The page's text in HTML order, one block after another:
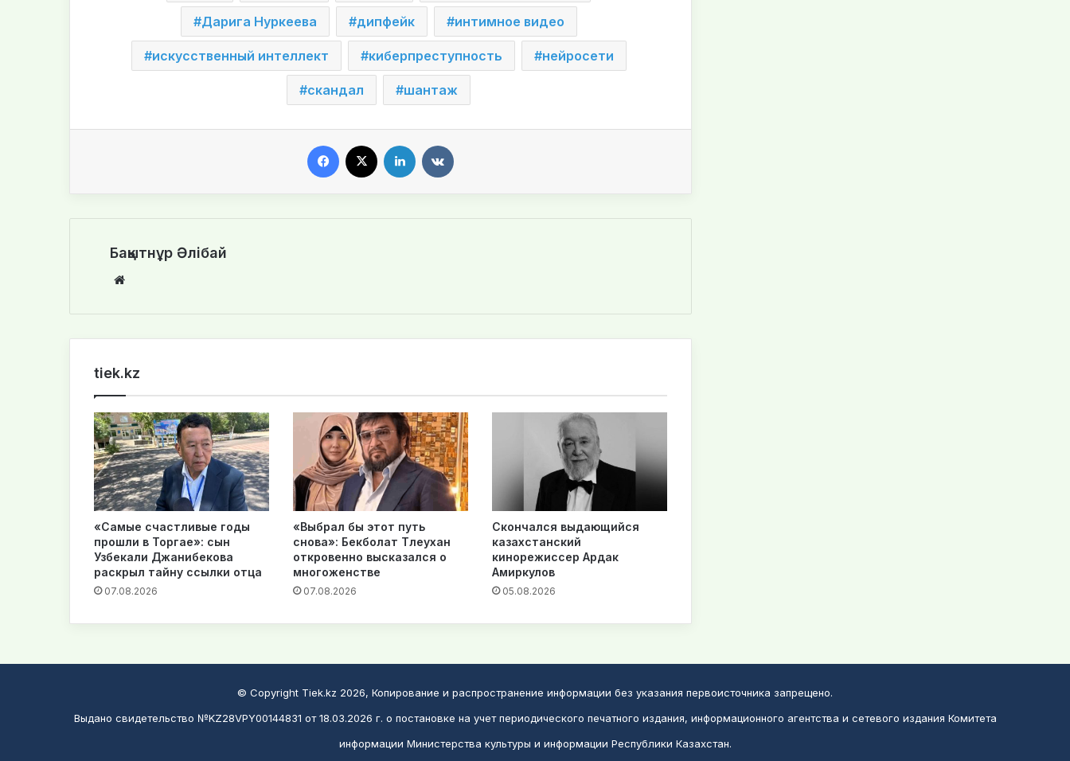
Дарига Нуркеева дипфейк интимное видео
искусственный интеллект киберпреступность нейросети
скандал шантаж
Бақытнұр Әлібай
te
tiek.kz
«Самые счастливые годы
прошли в Торгае»: сын
Узбекали Джанибекова
раскрыл тайну ссылки отца
07.08.2026
«Выбрал бы этот путь
снова»: Бекболат Тлеухан
откровенно высказался о
многоженстве
07.08.2026
Скончался выдающийся
казахстанский
кинорежиссер Ардак
Амиркулов
05.08.2026
© Copyright Tiek.kz 2026, Копирование и распространение информации без указания первоисточника запрещено.
Выдано свидетельство №KZ28VPY00144831 от 18.03.2026 г. о постановке на учет периодического печатного издания, информационного агентства и сетевого издания Комитета
информации Министерства культуры и информации Республики Казахстан.